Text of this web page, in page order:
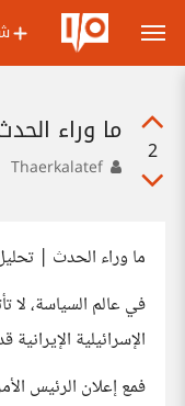
2
ما وراء
ما وراء الحدث |
في عالم السياسة، لا
الإسرائيلية
فمع إعلان الرئيس